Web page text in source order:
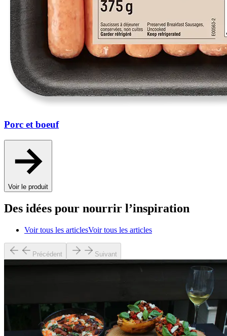
Porc et boeuf
Voir le produit
Des idées pour nourrir l’inspiration
Voir tous les articlesVoir tous les articles
Précédent Suivant